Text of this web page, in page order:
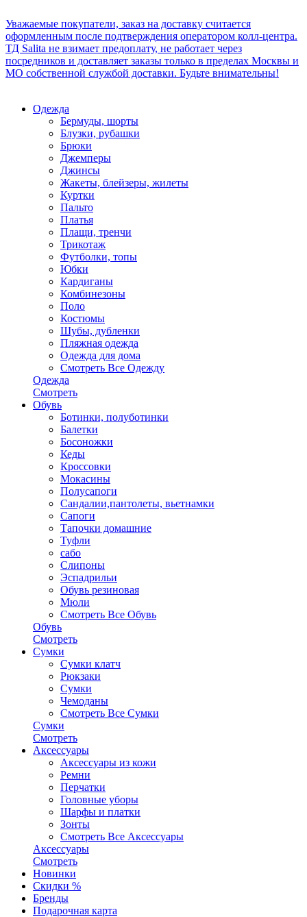
Уважаемые покупатели, заказ на доставку считается
оформленным после подтверждения оператором колл-центра.
ТД Salita не взимает предоплату, не работает через
посредников и доставляет заказы только в пределах Москвы и
МО собственной службой доставки. Будьте внимательны!
Одежда
Бермуды, шорты
Блузки, рубашки
Брюки
Джемперы
Джинсы
Жакеты, блейзеры, жилеты
Куртки
Пальто
Платья
Плащи, тренчи
Трикотаж
Футболки, топы
Юбки
Кардиганы
Комбинезоны
Поло
Костюмы
Шубы, дубленки
Пляжная одежда
Одежда для дома
Смотреть Все Одежду
Одежда
Смотреть
Обувь
Ботинки, полуботинки
Балетки
Босоножки
Кеды
Кроссовки
Мокасины
Полусапоги
Сандалии,пантолеты, вьетнамки
Сапоги
Тапочки домашние
Туфли
сабо
Слипоны
Эспадрильи
Обувь резиновая
Мюли
Смотреть Все Обувь
Обувь
Смотреть
Сумки
Сумки клатч
Рюкзаки
Сумки
Чемоданы
Смотреть Все Сумки
Сумки
Смотреть
Аксессуары
Аксессуары из кожи
Ремни
Перчатки
Головные уборы
Шарфы и платки
Зонты
Смотреть Все Аксессуары
Аксессуары
Смотреть
Новинки
Скидки %
Бренды
Подарочная карта